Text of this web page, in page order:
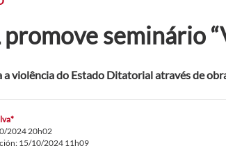
promove seminário
a violência do Estado Ditatorial através de
2024 20h02
15/10/2024 11h09